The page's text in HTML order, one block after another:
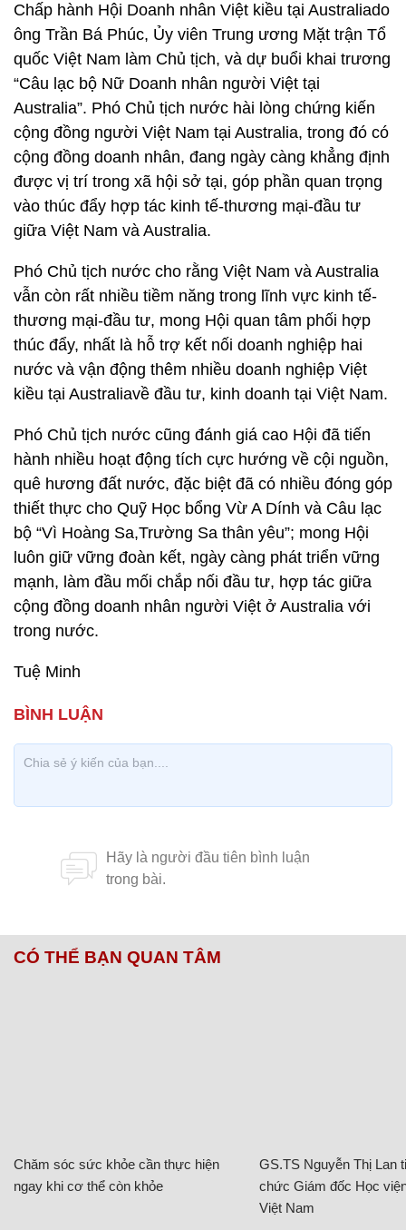
Chấp hành Hội Doanh nhân Việt kiều tại Australiado
ông Trần Bá Phúc, Ủy viên Trung ương Mặt trận Tổ
quốc Việt Nam làm Chủ tịch, và dự buổi khai trương
“Câu lạc bộ Nữ Doanh nhân người Việt tại
Australia”. Phó Chủ tịch nước hài lòng chứng kiến
cộng đồng người Việt Nam tại Australia, trong đó có
cộng đồng doanh nhân, đang ngày càng khẳng định
được vị trí trong xã hội sở tại, góp phần quan trọng
vào thúc đẩy hợp tác kinh tế-thương mại-đầu tư
giữa Việt Nam và Australia.
Phó Chủ tịch nước cho rằng Việt Nam và Australia
vẫn còn rất nhiều tiềm năng trong lĩnh vực kinh tế-
thương mại-đầu tư, mong Hội quan tâm phối hợp
thúc đẩy, nhất là hỗ trợ kết nối doanh nghiệp hai
nước và vận động thêm nhiều doanh nghiệp Việt
kiều tại Australiavề đầu tư, kinh doanh tại Việt Nam.
Phó Chủ tịch nước cũng đánh giá cao Hội đã tiến
hành nhiều hoạt động tích cực hướng về cội nguồn,
quê hương đất nước, đặc biệt đã có nhiều đóng góp
thiết thực cho Quỹ Học bổng Vừ A Dính và Câu lạc
bộ “Vì Hoàng Sa,Trường Sa thân yêu”; mong Hội
luôn giữ vững đoàn kết, ngày càng phát triển vững
mạnh, làm đầu mối chắp nối đầu tư, hợp tác giữa
cộng đồng doanh nhân người Việt ở Australia với
trong nước.
Tuệ Minh
CÓ THỂ BẠN QUAN TÂM
Chăm sóc sức khỏe cần thực hiện
ngay khi cơ thể còn khỏe
GS.TS Nguyễn Thị Lan
chức Giám đốc Học
Việt Nam